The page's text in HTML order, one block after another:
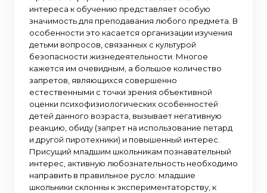
интереса к обучению представляет особую
значимость для преподавания любого предмета. В
особенности это касается организации изучения
детьми вопросов, связанных с культурой
безопасности жизнедеятельности. Многое
кажется им очевидным, а большое количество
запретов, являющихся совершенно
естественными с точки зрения объективной
оценки психофизиологических особенностей
детей данного возраста, вызывает негативную
реакцию, обиду (запрет на использование петард
и другой пиротехники) и повышенный интерес.
Присущий младшим школьникам познавательный
интерес, активную любознательность необходимо
направить в правильное русло: младшие
школьники склонны к экспериментаторству, к